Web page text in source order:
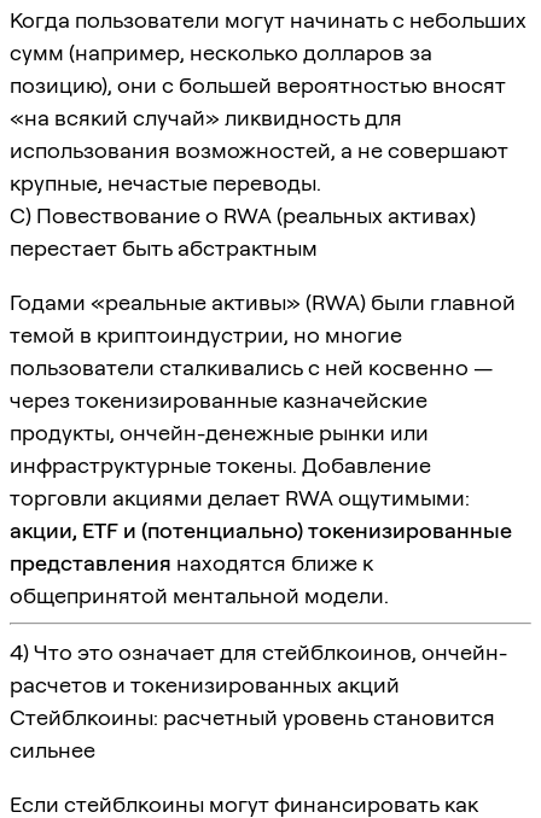
Когда пользователи могут начинать с небольших
сумм (например, несколько долларов за
позицию), они с большей вероятностью вносят
«на всякий случай» ликвидность для
использования возможностей, а не совершают
крупные, нечастые переводы.
C) Повествование о RWA (реальных активах)
перестает быть абстрактным
Годами «реальные активы» (RWA) были главной
темой в криптоиндустрии, но многие
пользователи сталкивались с ней косвенно —
через токенизированные казначейские
продукты, ончейн-денежные рынки или
инфраструктурные токены. Добавление
торговли акциями делает RWA ощутимыми:
акции, ETF и (потенциально) токенизированные
представления находятся ближе к
общепринятой ментальной модели.
4) Что это означает для стейблкоинов, ончейн-
расчетов и токенизированных акций
Стейблкоины: расчетный уровень становится
сильнее
Если стейблкоины могут финансировать как